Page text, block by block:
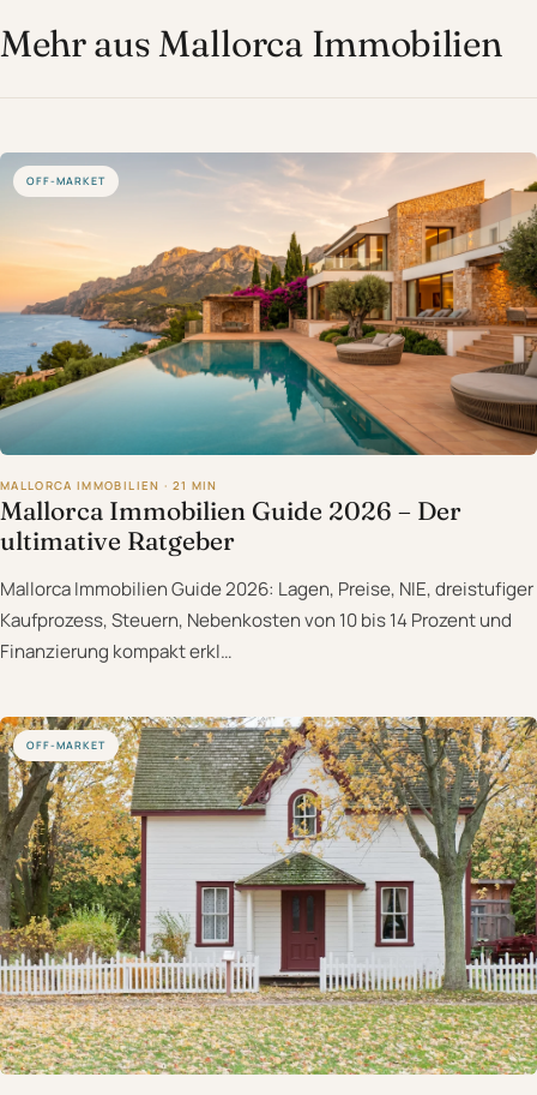
Mehr aus Mallorca Immobilien
OFF-MARKET
MALLORCA IMMOBILIEN · 21 MIN
Mallorca Immobilien Guide 2026 – Der
ultimative Ratgeber
Mallorca Immobilien Guide 2026: Lagen, Preise, NIE, dreistufiger
Kaufprozess, Steuern, Nebenkosten von 10 bis 14 Prozent und
Finanzierung kompakt erkl…
OFF-MARKET